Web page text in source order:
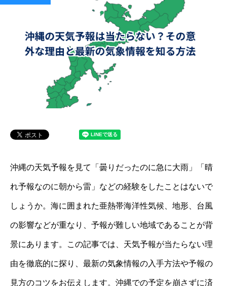
沖縄の天気予報を見て「曇りだったのに急に大雨」「晴
れ予報なのに朝から雷」などの経験をしたことはないで
しょうか。海に囲まれた亜熱帯海洋性気候、地形、台風
の影響などが重なり、予報が難しい地域であることが背
景にあります。この記事では、天気予報が当たらない理
由を徹底的に探り、最新の気象情報の入手方法や予報の
見方のコツをお伝えします。沖縄での予定を崩さずに済